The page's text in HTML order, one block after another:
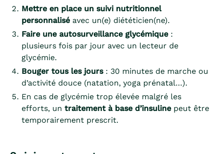
Mettre en place un suivi nutritionnel
personnalisé avec un(e) diététicien(ne).
Faire une autosurveillance glycémique :
plusieurs fois par jour avec un lecteur de
glycémie.
Bouger tous les jours: 30 minutes de marche ou
d’activité douce (natation, yoga prénatal…).
En cas de glycémie trop élevée malgré les
efforts, un traitement à base d’insuline peut être
temporairement prescrit.